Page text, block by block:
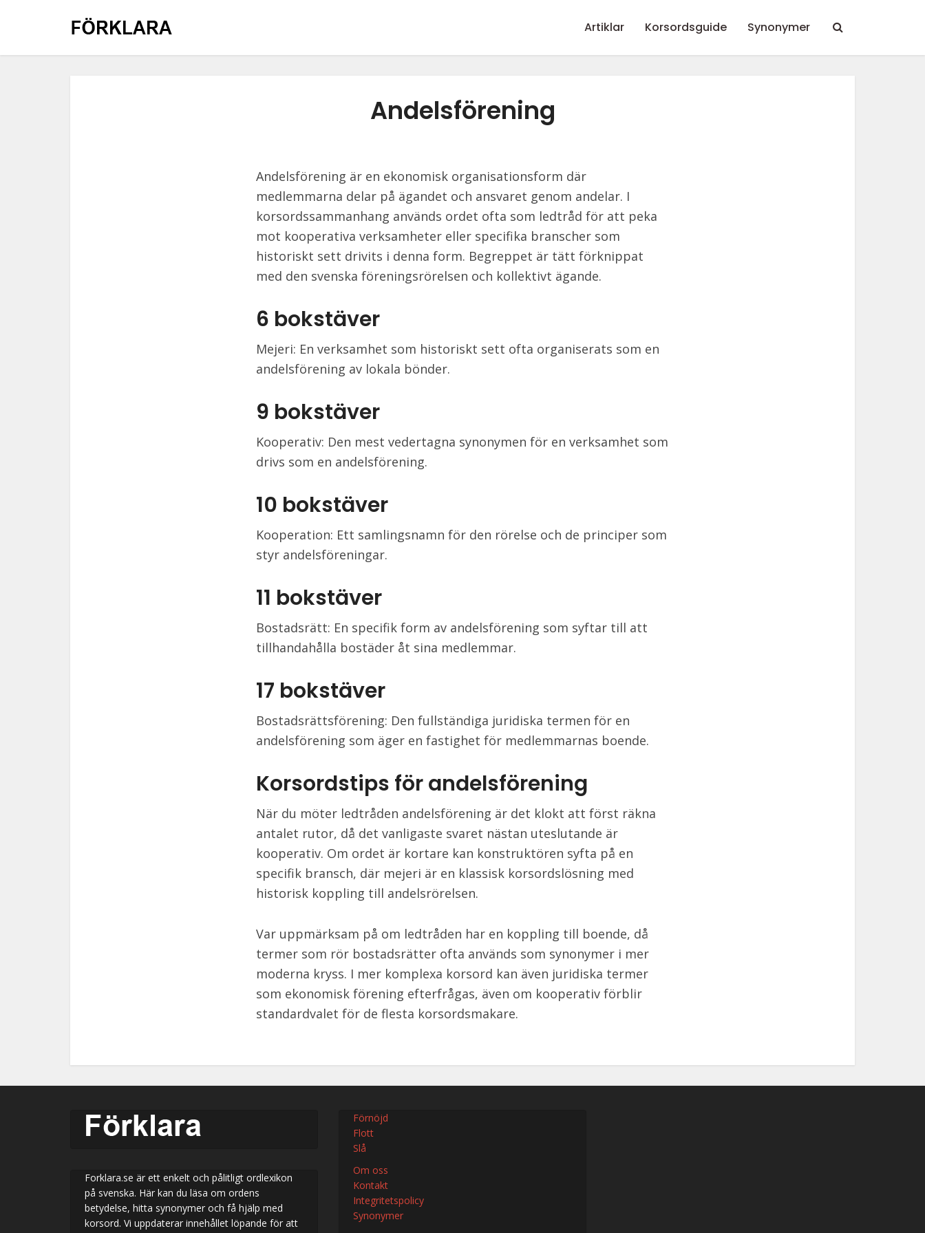
Artiklar Korsordsguide Synonymer
Andelsförening
Andelsförening är en ekonomisk organisationsform där
medlemmarna delar på ägandet och ansvaret genom andelar. I
korsordssammanhang används ordet ofta som ledtråd för att peka
mot kooperativa verksamheter eller specifika branscher som
historiskt sett drivits i denna form. Begreppet är tätt förknippat
med den svenska föreningsrörelsen och kollektivt ägande.
6 bokstäver
Mejeri: En verksamhet som historiskt sett ofta organiserats som en
andelsförening av lokala bönder.
9 bokstäver
Kooperativ: Den mest vedertagna synonymen för en verksamhet som
drivs som en andelsförening.
10 bokstäver
Kooperation: Ett samlingsnamn för den rörelse och de principer som
styr andelsföreningar.
11 bokstäver
Bostadsrätt: En specifik form av andelsförening som syftar till att
tillhandahålla bostäder åt sina medlemmar.
17 bokstäver
Bostadsrättsförening: Den fullständiga juridiska termen för en
andelsförening som äger en fastighet för medlemmarnas boende.
Korsordstips för andelsförening
När du möter ledtråden andelsförening är det klokt att först räkna
antalet rutor, då det vanligaste svaret nästan uteslutande är
kooperativ. Om ordet är kortare kan konstruktören syfta på en
specifik bransch, där mejeri är en klassisk korsordslösning med
historisk koppling till andelsrörelsen.
Var uppmärksam på om ledtråden har en koppling till boende, då
termer som rör bostadsrätter ofta används som synonymer i mer
moderna kryss. I mer komplexa korsord kan även juridiska termer
som ekonomisk förening efterfrågas, även om kooperativ förblir
standardvalet för de flesta korsordsmakare.
Forklara.se är ett enkelt och pålitligt ordlexikon
på svenska. Här kan du läsa om ordens
betydelse, hitta synonymer och få hjälp med
korsord. Vi uppdaterar innehållet löpande för att
Förnöjd
Flott
Slå
Om oss
Kontakt
Integritetspolicy
Synonymer